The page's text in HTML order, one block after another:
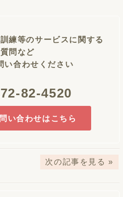
練等のサービスに関する
問など
い合わせください
82-4520
い合わせはこちら
次の記事を見る »